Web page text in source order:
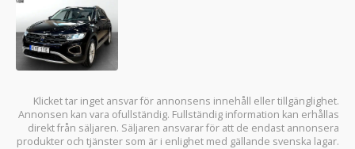
Klicket tar inget ansvar för annonsens innehåll eller tillgänglighet.
Annonsen kan vara ofullständig. Fullständig information kan erhållas
direkt från säljaren. Säljaren ansvarar för att de endast annonsera
produkter och tjänster som är i enlighet med gällande svenska lagar.